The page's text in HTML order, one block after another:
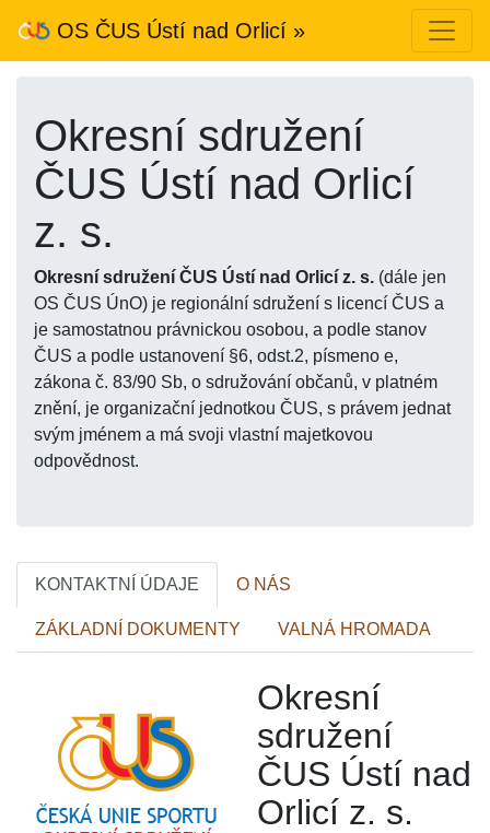
OS ČUS Ústí nad Orlicí »
Okresní sdružení
ČUS Ústí nad Orlicí
z. s.
Okresní sdružení ČUS Ústí nad Orlicí z. s. (dále jen
OS ČUS ÚnO) je regionální sdružení s licencí ČUS a
je samostatnou právnickou osobou, a podle stanov
ČUS a podle ustanovení §6, odst.2, písmeno e,
zákona č. 83/90 Sb, o sdružování občanů, v platném
znění, je organizační jednotkou ČUS, s právem jednat
svým jménem a má svoji vlastní majetkovou
odpovědnost.
KONTAKTNÍ ÚDAJE O NÁS
ZÁKLADNÍ DOKUMENTY VALNÁ HROMADA
Okresní
sdružení
ČUS Ústí nad
Orlicí z. s.